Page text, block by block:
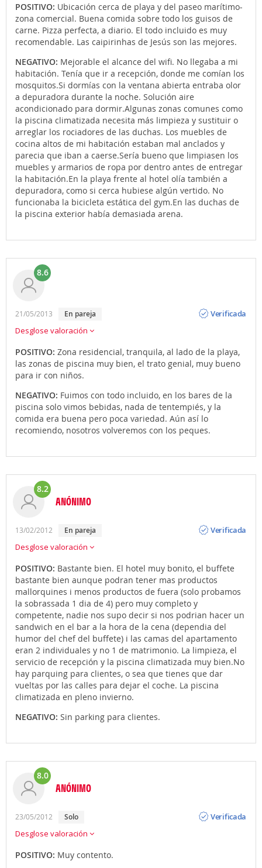
POSITIVO: Ubicación cerca de playa y del paseo marítimo-
zona comercial. Buena comida sobre todo los guisos de
carne. Pizza perfecta, a diario. El todo incluido es muy
recomendable. Las caipirinhas de Jesús son las mejores.
NEGATIVO: Mejorable el alcance del wifi. No llegaba a mi
habitación. Tenía que ir a recepción, donde me comían los
mosquitos.Si dormías con la ventana abierta entraba olor
a depuradora durante la noche. Solución aire
acondicionado para dormir.Algunas zonas comunes como
la piscina climatizada necesita más limpieza y sustituir o
arreglar los rociadores de las duchas. Los muebles de
cocina altos de mi habitación estaban mal anclados y
parecia que iban a caerse.Sería bueno que limpiasen los
muebles y armarios de ropa por dentro antes de entregar
la habitación.En la playa frente al hotel olía también a
depuradora, como si cerca hubiese algún vertido. No
funcionaba la bicicleta estática del gym.En las duchas de
la piscina exterior había demasiada arena.
8.6
21/05/2013 En pareja
Verificada
Desglose valoración
POSITIVO: Zona residencial, tranquila, al lado de la playa,
las zonas de piscina muy bien, el trato genial, muy bueno
para ir con niños.
NEGATIVO: Fuimos con todo incluido, en los bares de la
piscina solo vimos bebidas, nada de tentempiés, y la
comida era buena pero poca variedad. Aún así lo
recomiendo, nosotros volveremos con los peques.
8.2
ANÓNIMO
13/02/2012 En pareja
Verificada
Desglose valoración
POSITIVO: Bastante bien. El hotel muy bonito, el buffete
bastante bien aunque podran tener mas productos
mallorquines i menos productos de fuera (solo probamos
la sobrassada 1 dia de 4) pero muy completo y
competente, nadie nos supo decir si nos podrian hacer un
sandwich en el bar a la hora de la cena (dependia del
humor del chef del buffete) i las camas del apartamento
eran 2 individuales y no 1 de matrimonio. La limpieza, el
servicio de recepción y la piscina climatizada muy bien.No
hay parquing para clientes, o sea que tienes que dar
vueltas por las calles para dejar el coche. La piscina
climatizada en pleno invierno.
NEGATIVO: Sin parking para clientes.
8.0
ANÓNIMO
23/05/2012 Solo
Verificada
Desglose valoración
POSITIVO: Muy contento.